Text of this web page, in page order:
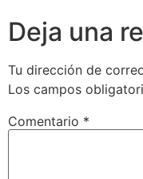
Deja una
Tu dirección de
Los campos
Comentario *